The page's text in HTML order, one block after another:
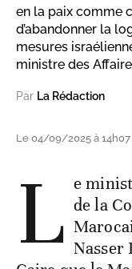
en la paix comme
d’abandonner la
mesures
ministre des
Par La Rédaction
Le 04/09/2025 à 14h07
L e
de la
Nasser